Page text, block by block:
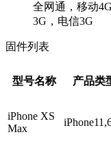
全网通，移动
3G，电信3G
固件列表
型号名称 产品类
iPhone XS
Max